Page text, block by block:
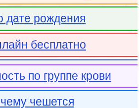
дате рождения
бесплатно
по группе крови
чешется